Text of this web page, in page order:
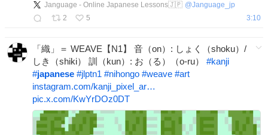
Janguage - Online Japanese Lessons🇯🇵 @Janguage_jp
2
5 3:10
「織」＝ WEAVE【N1】 音（on）: しょく（shoku）/
しき（shiki） 訓（kun）: お（る）（o-ru） #kanji
#japanese #jlptn1 #nihongo #weave #art
instagram.com/kanji_pixel_ar…
pic.x.com/KwYrDOz0DT